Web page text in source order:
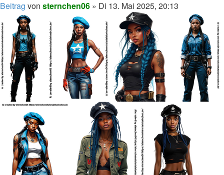
Beitrag von sternchen06 » Di 13. Mai 2025, 20:13